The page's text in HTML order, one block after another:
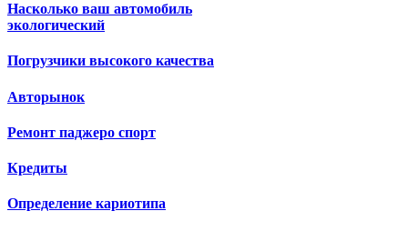
Насколько ваш автомобиль
экологический
Погрузчики высокого качества
Авторынок
Ремонт паджеро спорт
Кредиты
Определение кариотипа